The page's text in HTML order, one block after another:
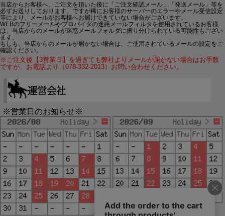
当店からお客様へ、ご注文を頂いた後に「ご注文確認メール」「発送メール」等を
必ずお送りしております。ですが稀にお客様のサーバーのエラーやメール受信設定
等により、メールがお客様へお届けできていない場合がございます。
WEBのフリーメールやプロバイダの迷惑メールフィルタを使用されているお客様
は、当店からのメールが迷惑メールフォルダに振り分けられている可能性もござい
ます。
もしも、当店からのメールが届かない場合は、ご使用されているメールの設定をご
確認ください。
※ご注文後【3営業日】を過ぎても弊社よりメールが届かない場合はお手数
ですが、お電話より（078-332-2013）お問い合わせください。
※営業日のお知らせ※